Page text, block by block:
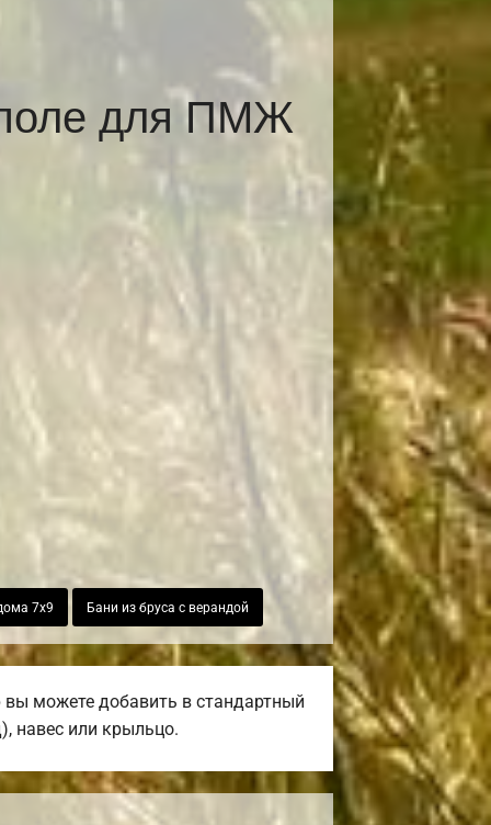
для ПМЖ
7х9 Бани из бруса с верандой
можете добавить в стандартный
навес или крыльцо.